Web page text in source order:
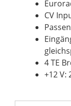
CV
4 TE
+12 V: